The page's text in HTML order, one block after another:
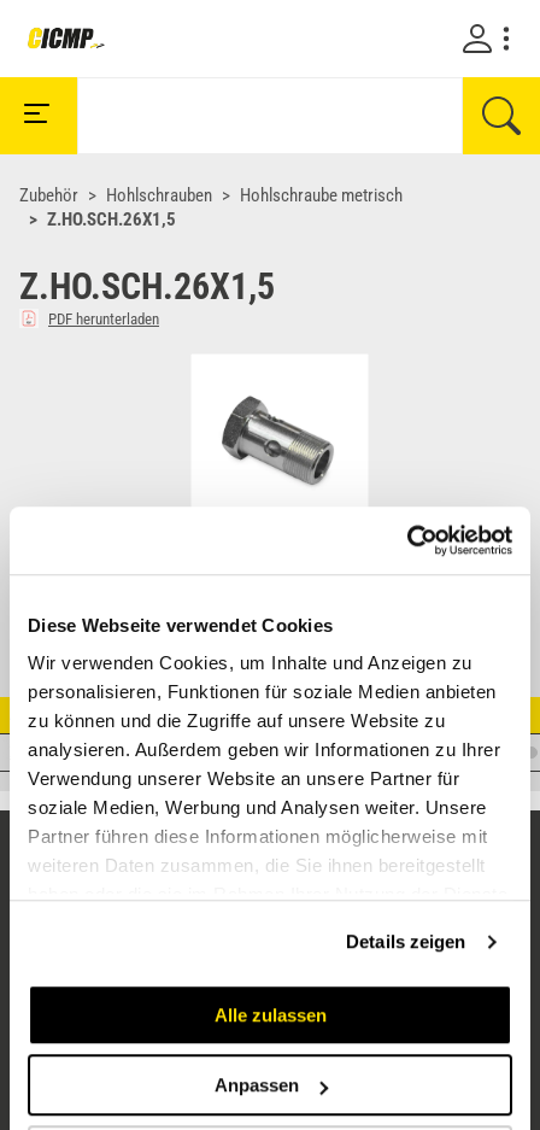
Diese Webseite verwendet Cookies
Wir verwenden Cookies, um Inhalte und Anzeigen zu
personalisieren, Funktionen für soziale Medien anbieten
zu können und die Zugriffe auf unsere Website zu
analysieren. Außerdem geben wir Informationen zu Ihrer
Verwendung unserer Website an unsere Partner für
soziale Medien, Werbung und Analysen weiter. Unsere
Partner führen diese Informationen möglicherweise mit
weiteren Daten zusammen, die Sie ihnen bereitgestellt
Details zeigen
Alle zulassen
Anpassen
Zubehör Hohlschrauben
Hohlschraube metrisch
Z.HO.SCH.26X1,5
Z.HO.SCH.26X1,5
PDF herunterladen
Artikel Nr.
Z.HO.SCH.26X1,5
Karriere